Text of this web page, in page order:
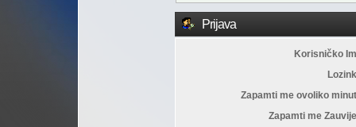
Prijava
Korisničko
Zapamti me ovoliko
Zapamti me